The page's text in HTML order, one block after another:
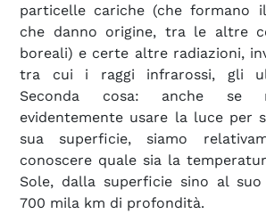
particelle cariche (che formano
che danno origine, tra le altre
boreali) e certe altre radiazioni,
tra cui i raggi infrarossi, gli
Seconda cosa: anche se
evidentemente usare la luce per
sua superficie, siamo
conoscere quale sia la
Sole, dalla superficie sino al
700 mila km di profondità.